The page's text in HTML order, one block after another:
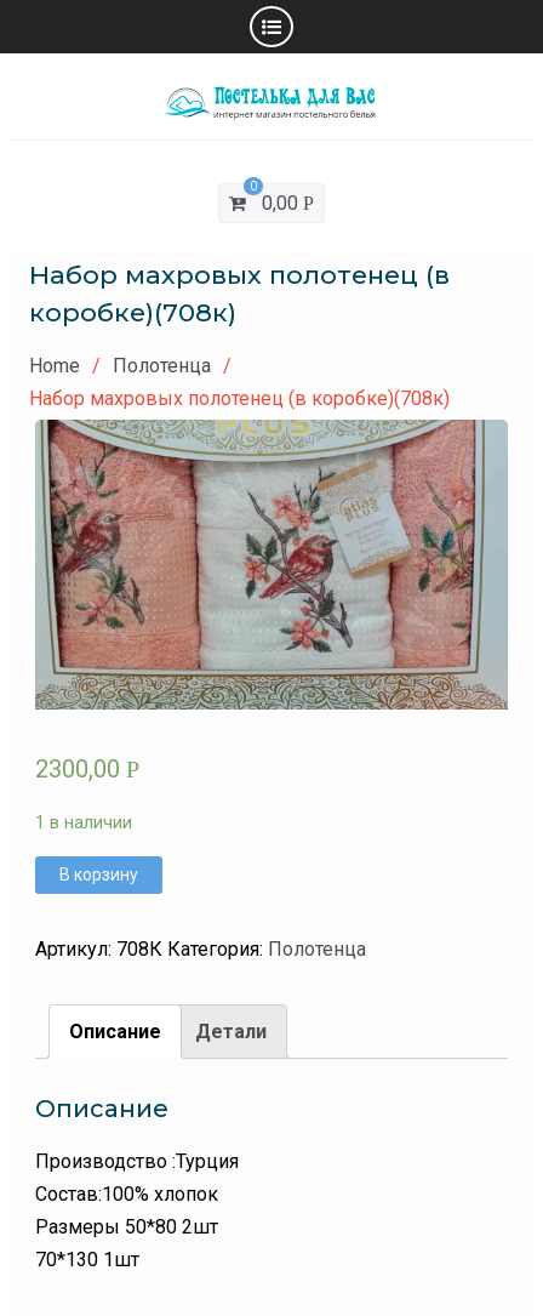
0
0,00 Р
Набор махровых полотенец (в
коробке)(708к)
Home
Полотенца
Набор махровых полотенец (в коробке)(708к)
2300,00 Р
1 в наличии
В корзину
Артикул: 708К Категория: Полотенца
Описание Детали
Описание
Производство :Турция
Состав:100% хлопок
Размеры 50*80 2шт
70*130 1шт